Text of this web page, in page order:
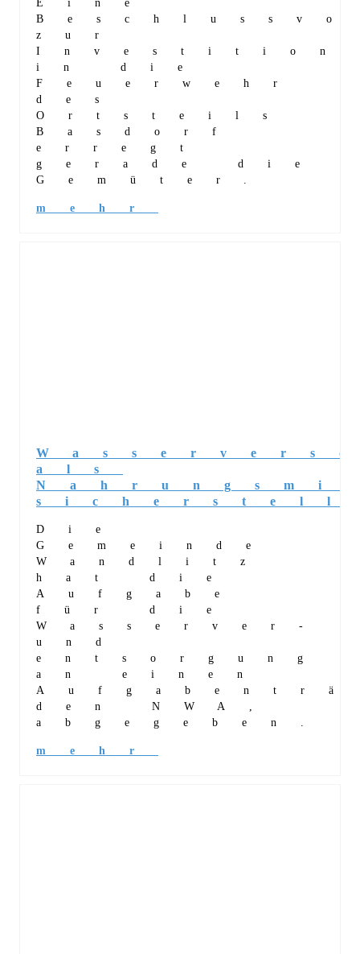
Eine
zur
Investition
in die
Feuerwehr
des
Ortsteils
Basdorf
erregt
gerade die
Gemüter.
mehr
als
Die
Gemeinde
Wandlitz
hat die
Aufgabe
für die
Wasserver-
und
entsorgung
an einen
den NWA,
abgegeben.
mehr